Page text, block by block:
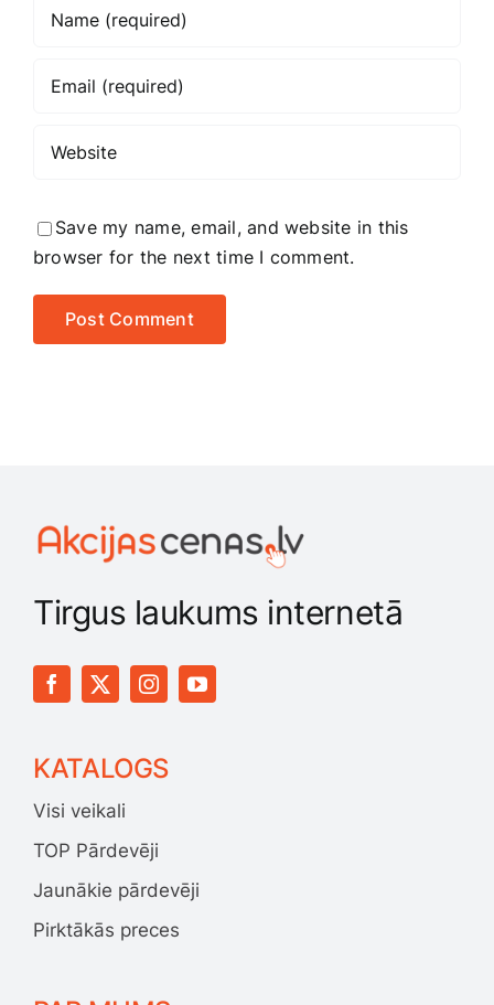
Save my name, email, and website in this
browser for the next time I comment.
Tirgus laukums internetā
KATALOGS
Visi veikali
TOP Pārdevēji
Jaunākie pārdevēji
Pirktākās preces